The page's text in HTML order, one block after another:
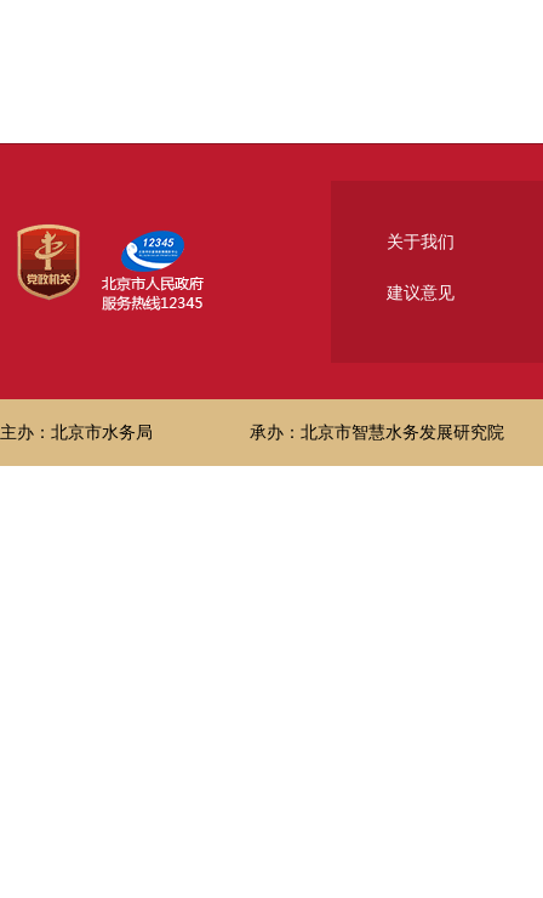
关于我们
建议意见
主办：北京市水务局 承办：北京市智慧水务发展研究院